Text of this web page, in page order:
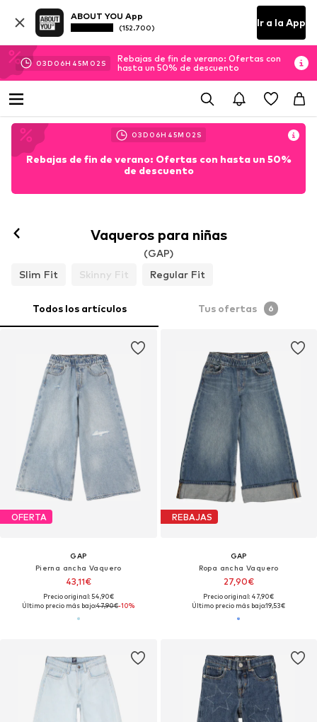
ABOUT YOU App
(152.700) Ir a la App
03D 06H 45M 00 S
Rebajas de fin de verano: Ofertas con
hasta un 50% de descuento
03D 06H 45M 00 S
Rebajas de fin de verano: Ofertas con hasta un 50%
de descuento
Vaqueros para niñas
(GAP)
Slim Fit
Skinny Fit Regular Fit
Todos los artículos Tus ofertas 6
OFERTA
GAP
Pierna ancha Vaquero
43,11€
Precio original: 54,90€
Último precio más bajo:47,90€-10%
REBAJAS
GAP
Ropa ancha Vaquero
27,90€
Precio original: 47,90€
Último precio más bajo:19,53€